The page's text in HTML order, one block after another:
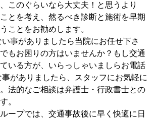
このぐらいなら大丈夫！と思うより
とを考え、然るべき診断と施術を早期
ことをお勧めします。
事がありましたら当院にお任せ下さ
もお困りの方はいませんか？もし交通
いる方が、いらっしゃいましらお電話
事がありましたら、スタッフにお気軽に
法的なご相談は弁護士・行政書士との
す。
ープでは、交通事故後に早く快適に日